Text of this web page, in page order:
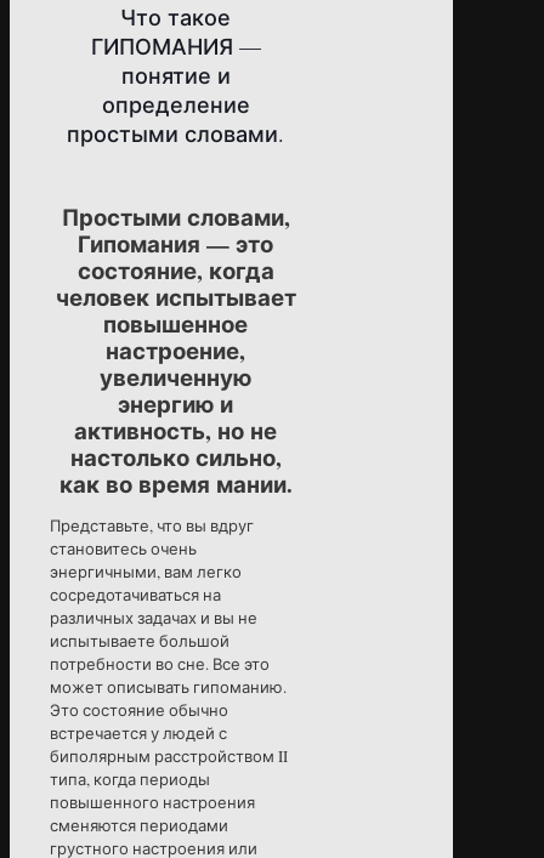
Что такое
ГИПОМАНИЯ —
понятие и
определение
простыми словами.
Простыми словами,
Гипомания — это
состояние, когда
человек испытывает
повышенное
настроение,
увеличенную
энергию и
активность, но не
настолько сильно,
как во время мании.
Представьте, что вы вдруг
становитесь очень
энергичными, вам легко
сосредотачиваться на
различных задачах и вы не
испытываете большой
потребности во сне. Все это
может описывать гипоманию.
Это состояние обычно
встречается у людей с
биполярным расстройством II
типа, когда периоды
повышенного настроения
сменяются периодами
грустного настроения или